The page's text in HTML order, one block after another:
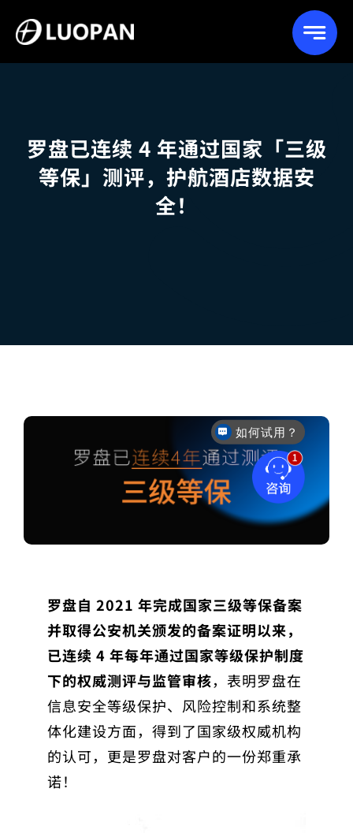
content
罗盘已连续 4 年通过国家「三级
等保」测评，护航酒店数据安
全！
罗盘自 2021 年完成国家三级等保备案
并取得公安机关颁发的备案证明以来，
已连续 4 年每年通过国家等级保护制度
下的权威测评与监管审核，表明罗盘在
信息安全等级保护、 风险控制和系统整
体化建设方面，得到了国家级权威机构
的认可，更是罗盘对客户的一份郑重承
诺！
售后咨询